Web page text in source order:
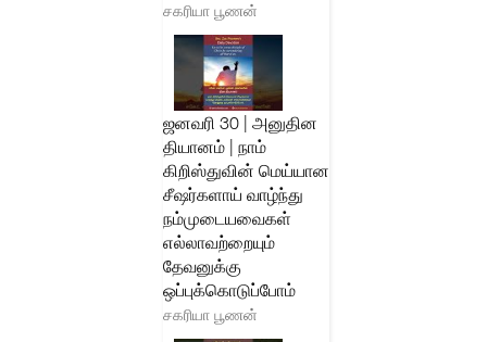
சகரியா பூணன்
ஜனவரி 30 | அனுதின
தியானம் | நாம்
கிறிஸ்துவின் மெய்யான
சீஷர்களாய் வாழ்ந்து
நம்முடையவைகள்
எல்லாவற்றையும்
தேவனுக்கு
ஒப்புக்கொடுப்போம்
சகரியா பூணன்